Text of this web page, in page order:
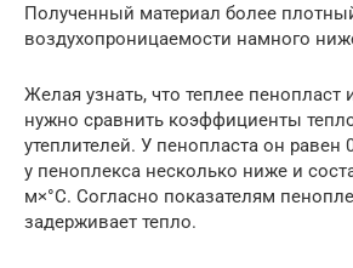
Полученный материал более
воздухопроницаемости намного
Желая узнать, что теплее пенопласт
нужно сравнить коэффициенты
утеплителей. У пенопласта он равен
у пеноплекса несколько ниже и
м×°С. Согласно показателям
задерживает тепло.